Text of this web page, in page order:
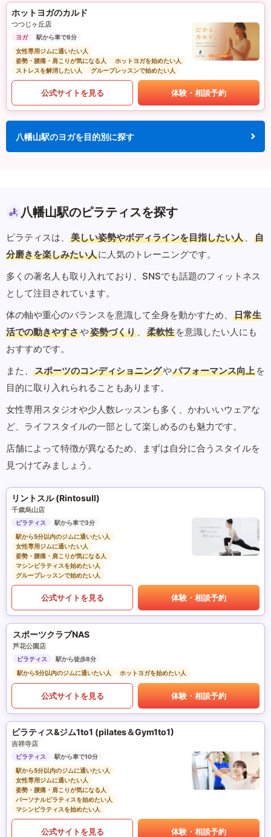
ホットヨガのカルド
つつじヶ丘店
ヨガ
駅から車で8分
女性専用ジムに通いたい人
姿勢・腰痛・肩こりが気になる人
ホットヨガを始めたい人
ストレスを解消したい人
グループレッスンで始めたい人
公式サイトを見る 体験・相談予約
八幡山駅のヨガを目的別に探す
八幡山駅のピラティスを探す
ピラティスは、 美しい姿勢やボディラインを目指したい人 、
自
分磨きを楽しみたい人に人気のトレーニングです。
多くの著名人も取り入れており、SNSでも話題のフィットネス
として注目されています。
体の軸や重心のバランスを意識して全身を動かすため、
日常生
活での動きやすさや姿勢づくり 、 柔軟性 を意識したい人にも
おすすめです。
また、
スポーツのコンディショニングやパフォーマンス向上 を
目的に取り入れられることもあります。
女性専用スタジオや少人数レッスンも多く、かわいいウェアな
ど、ライフスタイルの一部として楽しめるのも魅力です。
店舗によって特徴が異なるため、まずは自分に合うスタイルを
見つけてみましょう。
リントスル (Rintosull)
千歳烏山店
ピラティス
駅から車で3分
駅から5分以内のジムに通いたい人
女性専用ジムに通いたい人
姿勢・腰痛・肩こりが気になる人
マシンピラティスを始めたい人
グループレッスンで始めたい人
公式サイトを見る 体験・相談予約
スポーツクラブNAS
芦花公園店
ピラティス
駅から徒歩8分
駅から5分以内のジムに通いたい人
ホットヨガを始めたい人
公式サイトを見る 体験・相談予約
ピラティス&ジム1to1 (pilates＆Gym1to1)
吉祥寺店
ピラティス
駅から車で10分
駅から5分以内のジムに通いたい人
女性専用ジムに通いたい人
姿勢・腰痛・肩こりが気になる人
パーソナルピラティスを始めたい人
マシンピラティスを始めたい人
公式サイトを見る 体験・相談予約